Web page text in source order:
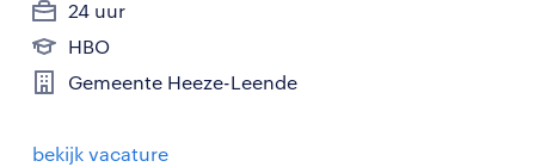
24 uur
HBO
Gemeente Heeze-Leende
bekijk vacature